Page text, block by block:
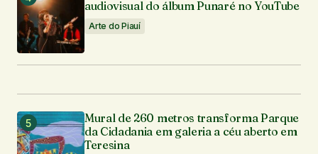
audiovisual do álbum Punaré no YouTube
Arte do Piauí
Mural de 260 metros transforma Parque
da Cidadania em galeria a céu aberto em
Teresina